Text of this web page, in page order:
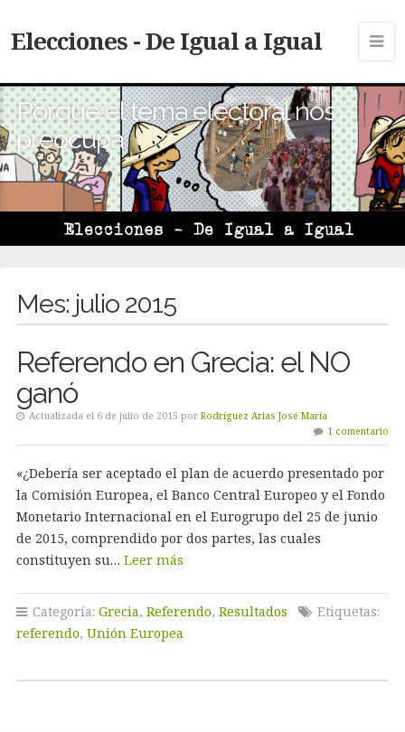
Elecciones - De Igual a Igual
Porque el tema electoral nos
preocupa
Mes: julio 2015
Referendo en Grecia: el NO
ganó
Actualizada el 6 de julio de 2015 por Rodríguez Arias José María
1 comentario
«¿Debería ser aceptado el plan de acuerdo presentado por
la Comisión Europea, el Banco Central Europeo y el Fondo
Monetario Internacional en el Eurogrupo del 25 de junio
de 2015, comprendido por dos partes, las cuales
constituyen su… Leer más
Categoría: Grecia, Referendo, Resultados
Etiquetas:
referendo, Unión Europea